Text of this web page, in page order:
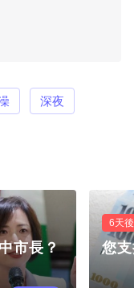
深夜
市長？
6天
您